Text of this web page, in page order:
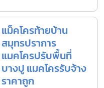
แม็คโครท้ายบ้าน
สมุทรปราการ
แมคโครปรับพื้นที่
บางปู แมคโครรับจ้าง
ราคาถูก